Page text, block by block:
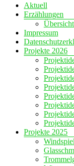
Menü
Aktuell
Erzählungen
Impressum
Projekte 2026
Projekte 2025